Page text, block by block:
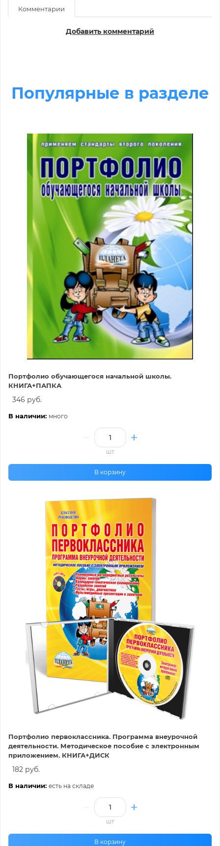
Комментарии
Добавить комментарий
Популярные в разделе
Портфолио обучающегося начальной школы.
КНИГА+ПАПКА
346 руб.
В наличии: много
шт
В корзину
Портфолио первоклассника. Программа внеурочной
деятельности. Методическое пособие с электронным
приложением. КНИГА+ДИСК
182 руб.
В наличии: есть на складе
шт
В корзину